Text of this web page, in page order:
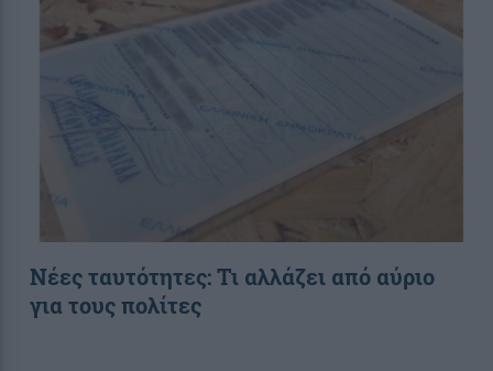
Νέες ταυτότητες: Τι αλλάζει από αύριο
για τους πολίτες